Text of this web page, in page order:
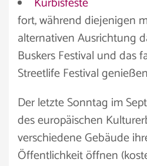
fort, während diejenigen
alternativen Ausrichtung
Buskers Festival und das
Streetlife Festival
Der letzte Sonntag im
des europäischen
verschiedene Gebäude
Öffentlichkeit öffnen